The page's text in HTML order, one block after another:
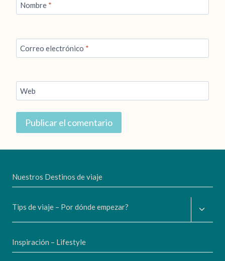
Nombre *
Correo electrónico *
Web
Nuestros Destinos de viaje
Tips de viaje – Por dónde empezar?
Inspiración – Lifestyle